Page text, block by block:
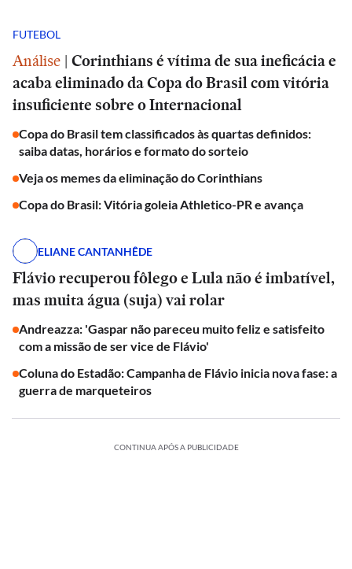
FUTEBOL
Análise | Corinthians é vítima de sua ineficácia e
acaba eliminado da Copa do Brasil com vitória
insuficiente sobre o Internacional
Copa do Brasil tem classificados às quartas definidos:
saiba datas, horários e formato do sorteio
Veja os memes da eliminação do Corinthians
Copa do Brasil: Vitória goleia Athletico-PR e avança
ELIANE CANTANHÊDE
Flávio recuperou fôlego e Lula não é imbatível,
mas muita água (suja) vai rolar
Andreazza: 'Gaspar não pareceu muito feliz e satisfeito
com a missão de ser vice de Flávio'
Coluna do Estadão: Campanha de Flávio inicia nova fase: a
guerra de marqueteiros
CONTINUA APÓS A PUBLICIDADE